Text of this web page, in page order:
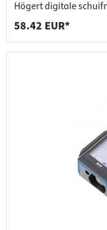
Högert digitale
58.42 EUR*